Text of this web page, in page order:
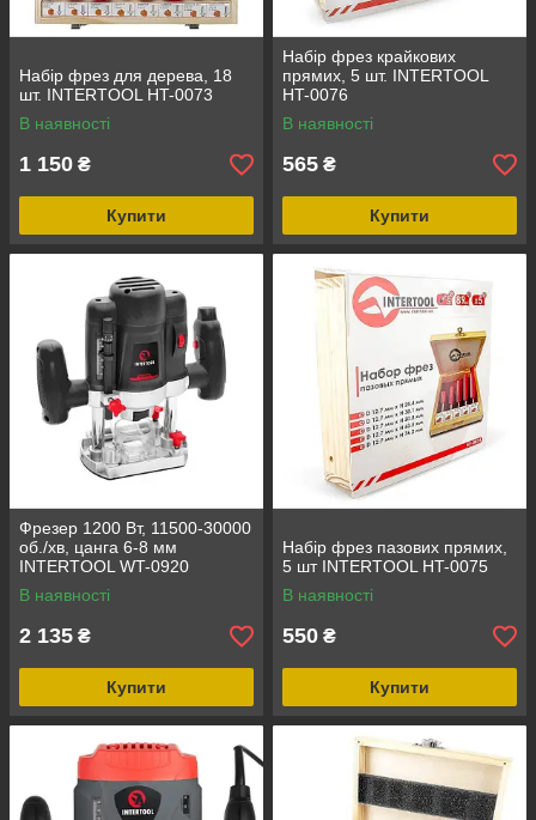
Набір фрез для дерева, 18
шт. INTERTOOL HT-0073
В наявності
1 150 ₴
Купити
Набір фрез крайкових
прямих, 5 шт. INTERTOOL
HT-0076
В наявності
565 ₴
Купити
Фрезер 1200 Вт, 11500-30000
об./хв, цанга 6-8 мм
INTERTOOL WT-0920
В наявності
2 135 ₴
Купити
Набір фрез пазових прямих,
5 шт INTERTOOL HT-0075
В наявності
550 ₴
Купити